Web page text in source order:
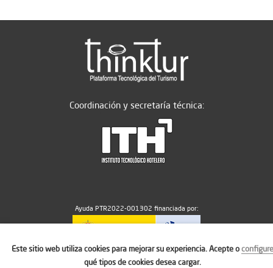
Coordinación y secretaría técnica:
Ayuda PTR2022-001302 financiada por:
MICIU/AEI/10.13039/501100011033
Este sitio web utiliza cookies para mejorar su experiencia. Acepte oconfigure
qué tipos de cookies desea cargar.